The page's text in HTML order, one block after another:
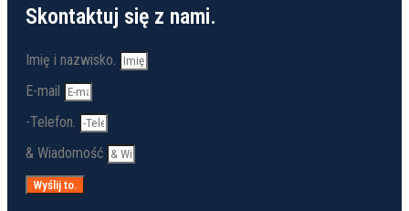
Skontaktuj się z nami.
Imię i nazwisko.
E-mail
-Telefon.
& Wiadomość
Wyślij to.